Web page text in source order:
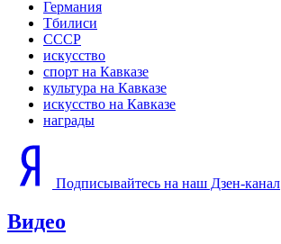
Германия
Тбилиси
СССР
искусство
спорт на Кавказе
культура на Кавказе
искусство на Кавказе
награды
Подписывайтесь на наш Дзен-канал
Видео